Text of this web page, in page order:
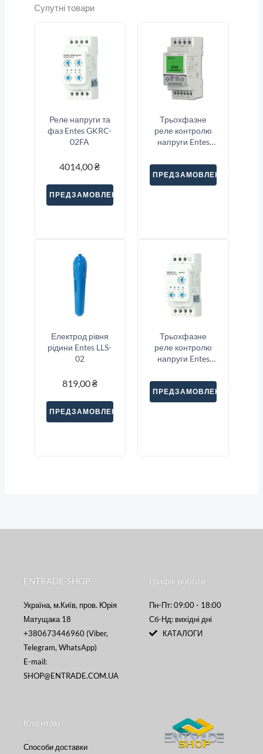
Супутні товари
Реле напруги та
фаз Entes GKRC-
02FA
4014,00₴
ПРЕДЗАМОВЛЕННЯ
Трьохфазне
реле контролю
напруги Entes
ПРЕДЗАМОВЛЕННЯ
Електрод рівня
рідини Entes LLS-
02
819,00₴
ПРЕДЗАМОВЛЕННЯ
Трьохфазне
реле контролю
напруги Entes
ПРЕДЗАМОВЛЕННЯ
ENTRADE-SHOP
Україна, м.Київ, пров. Юрія
Матущака 18
+380673446960 (Viber,
Telegram, WhatsApp)
E-mail:
SHOP@ENTRADE.COM.UA
Графік роботи
Пн-Пт: 09:00 - 18:00
Сб-Нд: вихідні дні
КАТАЛОГИ
Клієнтам
Способи доставки